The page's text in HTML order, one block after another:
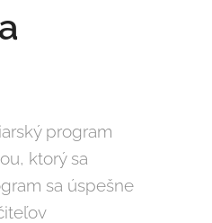
program
ktorý sa
sa úspešne